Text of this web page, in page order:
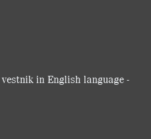
in English language -